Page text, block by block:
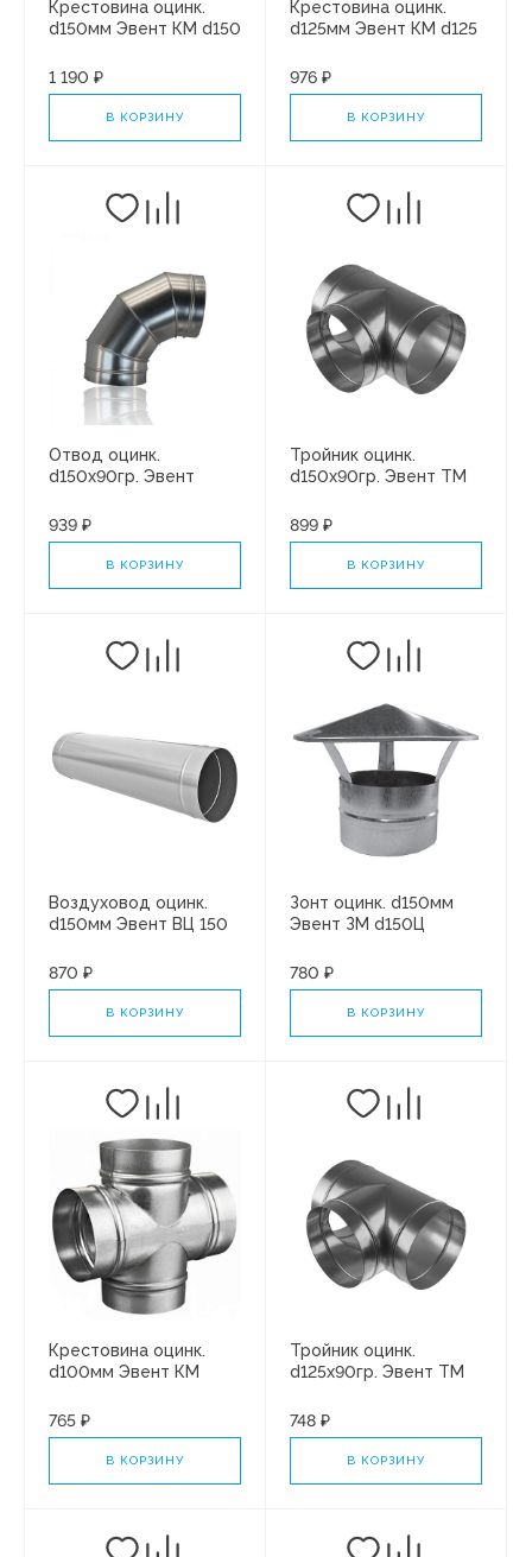
Крестовина оцинк.
d150мм Эвент КМ d150
1 190 ₽
В КОРЗИНУ
Крестовина оцинк.
d125мм Эвент КМ d125
976 ₽
В КОРЗИНУ
Отвод оцинк.
d150х90гр. Эвент
939 ₽
В КОРЗИНУ
Тройник оцинк.
d150х90гр. Эвент ТМ
899 ₽
В КОРЗИНУ
Воздуховод оцинк.
d150мм Эвент ВЦ 150
870 ₽
В КОРЗИНУ
Зонт оцинк. d150мм
Эвент ЗМ d150Ц
780 ₽
В КОРЗИНУ
Крестовина оцинк.
d100мм Эвент КМ
765 ₽
В КОРЗИНУ
Тройник оцинк.
d125х90гр. Эвент ТМ
748 ₽
В КОРЗИНУ